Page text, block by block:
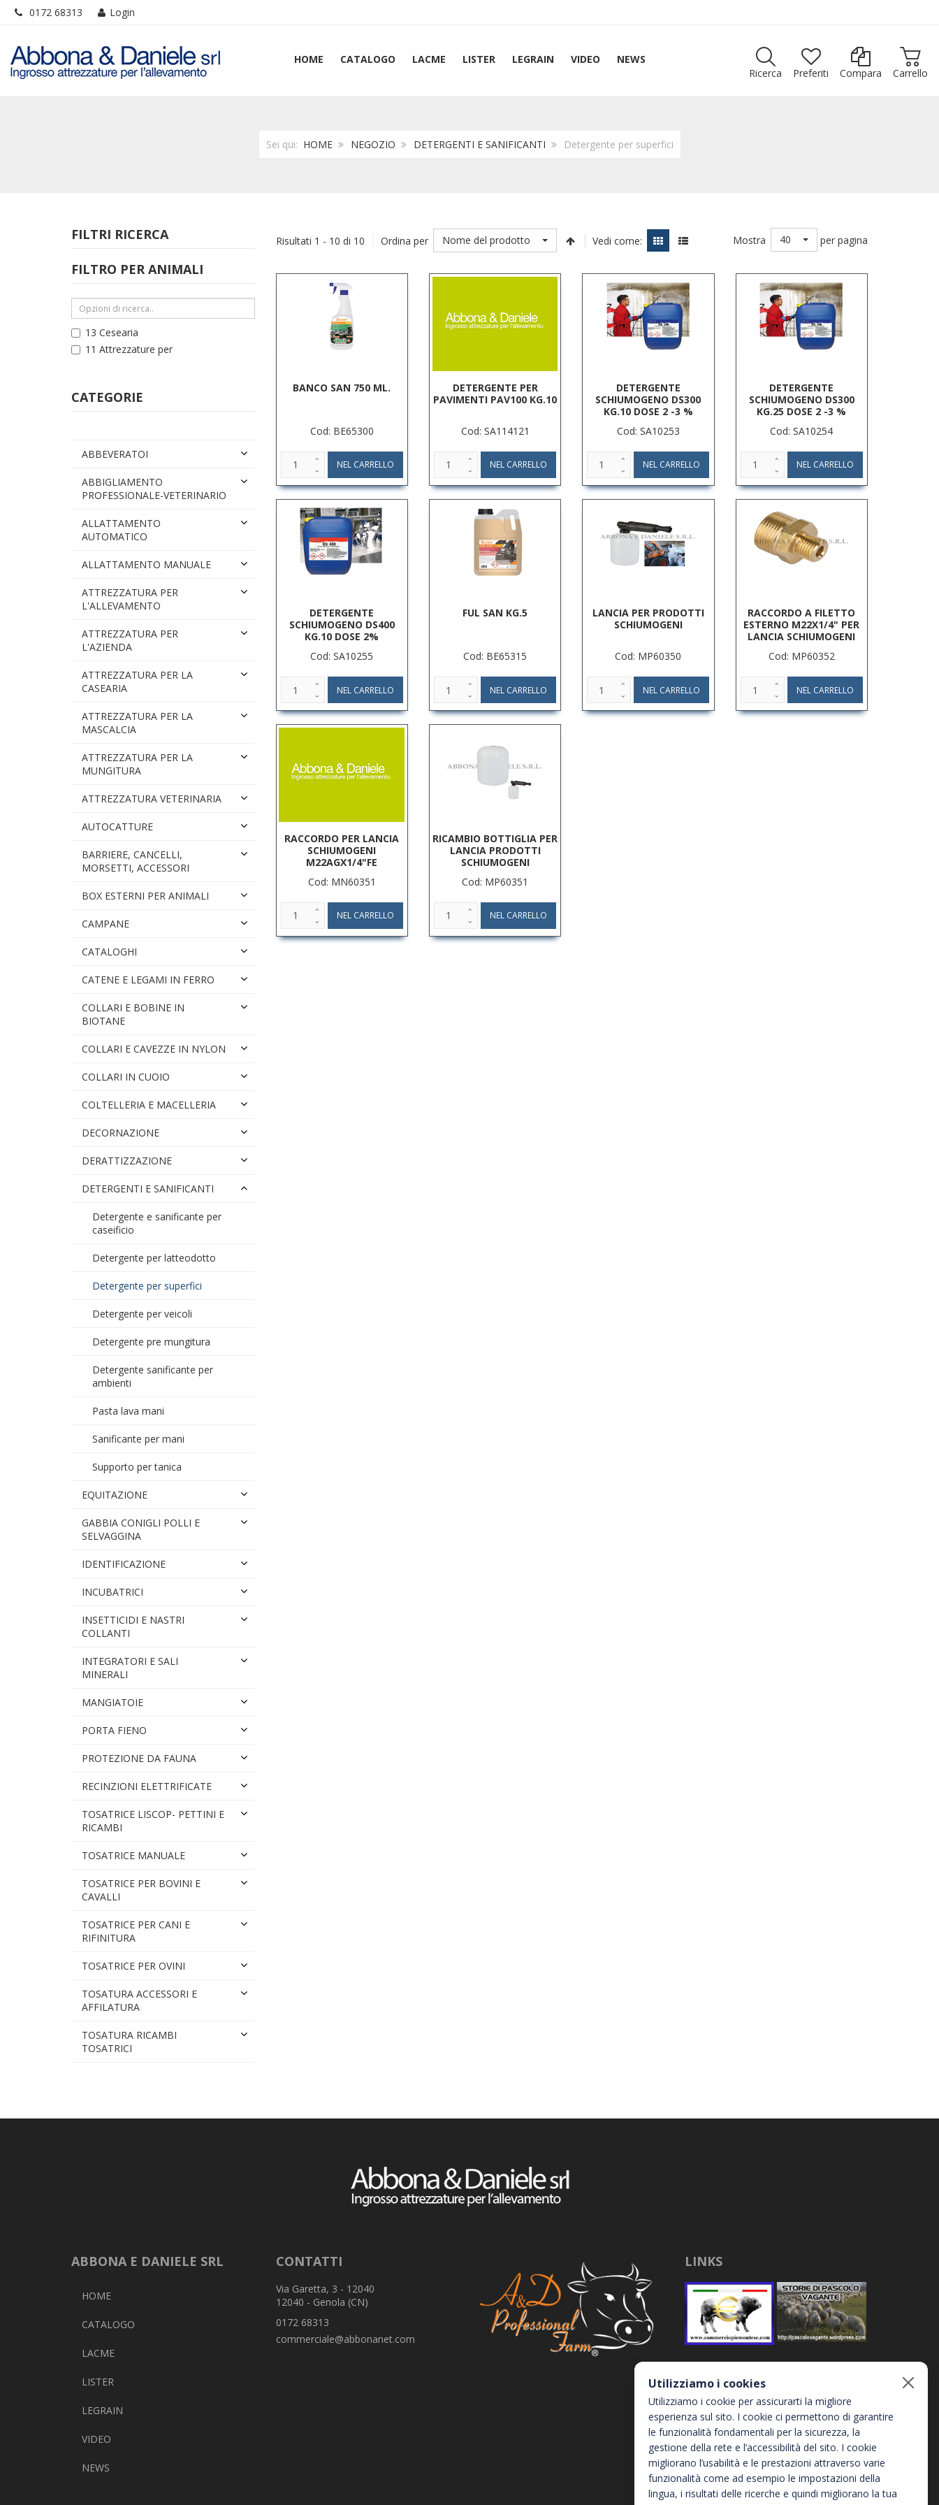
0172 68313 Login
HOME CATALOGO LACME LISTER LEGRAIN VIDEO
NEWS
Ricerca
Preferiti Compara Carrello
Sei qui: HOME NEGOZIO DETERGENTI E SANIFICANTI Detergente per superfici
FILTRI RICERCA
FILTRO PER ANIMALI
13 Cesearia
11 Attrezzature per
CATEGORIE
ABBEVERATOI
ABBIGLIAMENTO
PROFESSIONALE-VETERINARIO
ALLATTAMENTO
AUTOMATICO
ALLATTAMENTO MANUALE
ATTREZZATURA PER
L'ALLEVAMENTO
ATTREZZATURA PER
L'AZIENDA
ATTREZZATURA PER LA
CASEARIA
ATTREZZATURA PER LA
MASCALCIA
ATTREZZATURA PER LA
MUNGITURA
ATTREZZATURA VETERINARIA
AUTOCATTURE
BARRIERE, CANCELLI,
MORSETTI, ACCESSORI
BOX ESTERNI PER ANIMALI
CAMPANE
CATALOGHI
CATENE E LEGAMI IN FERRO
COLLARI E BOBINE IN
BIOTANE
COLLARI E CAVEZZE IN NYLON
COLLARI IN CUOIO
COLTELLERIA E MACELLERIA
DECORNAZIONE
DERATTIZZAZIONE
DETERGENTI E SANIFICANTI
Detergente e sanificante per
caseificio
Detergente per latteodotto
Detergente per superfici
Detergente per veicoli
Detergente pre mungitura
Detergente sanificante per
ambienti
Pasta lava mani
Sanificante per mani
Supporto per tanica
EQUITAZIONE
GABBIA CONIGLI POLLI E
SELVAGGINA
IDENTIFICAZIONE
INCUBATRICI
INSETTICIDI E NASTRI
COLLANTI
INTEGRATORI E SALI
MINERALI
MANGIATOIE
PORTA FIENO
PROTEZIONE DA FAUNA
RECINZIONI ELETTRIFICATE
TOSATRICE LISCOP- PETTINI E
RICAMBI
TOSATRICE MANUALE
TOSATRICE PER BOVINI E
CAVALLI
TOSATRICE PER CANI E
RIFINITURA
TOSATRICE PER OVINI
TOSATURA ACCESSORI E
AFFILATURA
TOSATURA RICAMBI
TOSATRICI
Risultati 1 - 10 di 10 Ordina per Nome del prodotto Vedi come: Mostra 40 per pagina
BANCO SAN 750 ML.
Cod: BE65300
DETERGENTE PER
PAVIMENTI PAV100 KG.10
Cod: SA114121
DETERGENTE
SCHIUMOGENO DS300
KG.10 DOSE 2 -3 %
Cod: SA10253
DETERGENTE
SCHIUMOGENO DS300
KG.25 DOSE 2 -3 %
Cod: SA10254
DETERGENTE
SCHIUMOGENO DS400
KG.10 DOSE 2%
Cod: SA10255
FUL SAN KG.5
Cod: BE65315
LANCIA PER PRODOTTI
SCHIUMOGENI
Cod: MP60350
RACCORDO A FILETTO
ESTERNO M22X1/4" PER
LANCIA SCHIUMOGENI
Cod: MP60352
RACCORDO PER LANCIA
SCHIUMOGENI
M22AGX1/4"FE
Cod: MN60351
RICAMBIO BOTTIGLIA PER
LANCIA PRODOTTI
SCHIUMOGENI
Cod: MP60351
ABBONA E DANIELE SRL
HOME
CATALOGO
LACME
LISTER
LEGRAIN
VIDEO
NEWS
CONTATTI
Via Garetta, 3 - 12040
12040 - Genola (CN)
0172 68313
commerciale@abbonanet.com
LINKS
Utilizziamo i cookies
Utilizziamo i cookie per assicurarti la migliore
esperienza sul sito. I cookie ci permettono di garantire
le funzionalità fondamentali per la sicurezza, la
gestione della rete e l’accessibilità del sito. I cookie
migliorano l’usabilità e le prestazioni attraverso varie
funzionalità come ad esempio le impostazioni della
lingua, i risultati delle ricerche e quindi migliorano la tua